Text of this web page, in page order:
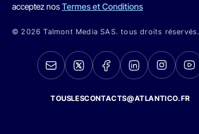
acceptez nosTermes et Conditions
© 2026 Talmont Media SAS. tous droits réservés.
TOUSLESCONTACTS@ATLANTICO.FR